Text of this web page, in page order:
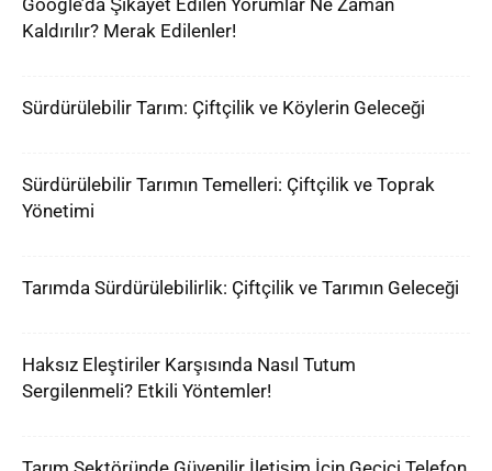
Google’da Şikâyet Edilen Yorumlar Ne Zaman
Kaldırılır? Merak Edilenler!
Sürdürülebilir Tarım: Çiftçilik ve Köylerin Geleceği
Sürdürülebilir Tarımın Temelleri: Çiftçilik ve Toprak
Yönetimi
Tarımda Sürdürülebilirlik: Çiftçilik ve Tarımın Geleceği
Haksız Eleştiriler Karşısında Nasıl Tutum
Sergilenmeli? Etkili Yöntemler!